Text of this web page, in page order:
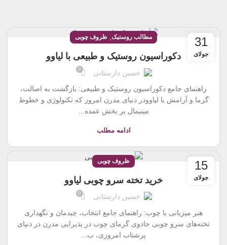
31
جولای
مطالب روستیک, ظروف چوبی
دکوراسیون روستیک و طبیعی با لیاوو
حسین دارستانی 0
راهنمای جامع دکوراسیون روستیک و طبیعی: بازگشت به اصالت،
گرما و آرامش با لیاوودر دنیای مدرن امروز که تکنولوژی و خطوط
مینیمال بر بخش عمده...
ادامه مطلب
15
جولای
ظروف چوبی
خرید تخته سرو چوبی لیاوو
حسین دارستانی 0
هنر میزبانی با چوب: راهنمای جامع انتخاب، چیدمان و نگهداری
تخته‌های سرو چوبی جادوی گرمای چوب در پذیرایی مدرن در دنیای
پرشتاب امروزی، ب...